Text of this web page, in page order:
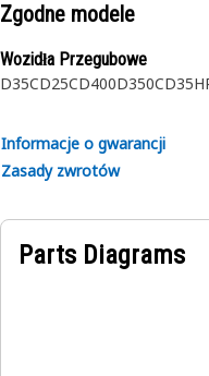
Zgodne modele
Wozidła Przegubowe
D35CD25CD400D350C
Informacje o gwarancji
Zasady zwrotów
Parts Diagrams